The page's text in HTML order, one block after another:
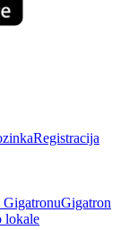
Registracija
GigatronuGigatron
lokale